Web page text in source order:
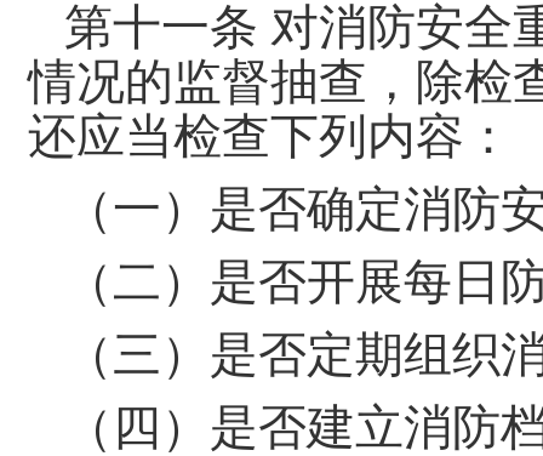
第十一条 对消防安全
情况的监督抽查，除检
还应当检查下列内容：
（一）是否确定消防
（二）是否开展每日
（三）是否定期组织
（四）是否建立消防